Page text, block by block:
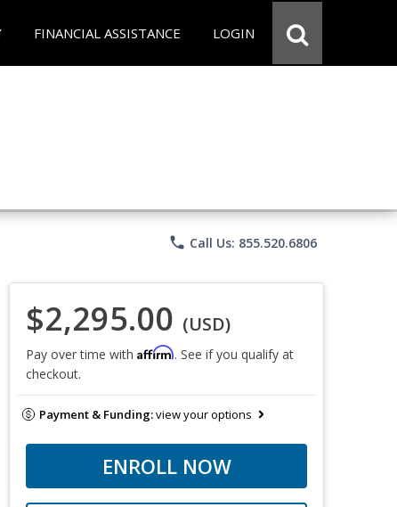
FINANCIAL ASSISTANCE LOGIN
phone Call Us: 855.520.6806
$2,295.00 (USD)
Pay over time with Affirm. See if you qualify at
checkout.
Payment & Funding:view your options
ENROLL NOW